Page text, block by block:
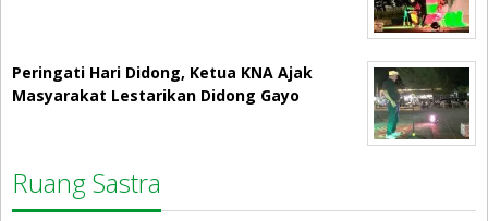
Peringati Hari Didong, Ketua KNA Ajak
Masyarakat Lestarikan Didong Gayo
Ruang Sastra